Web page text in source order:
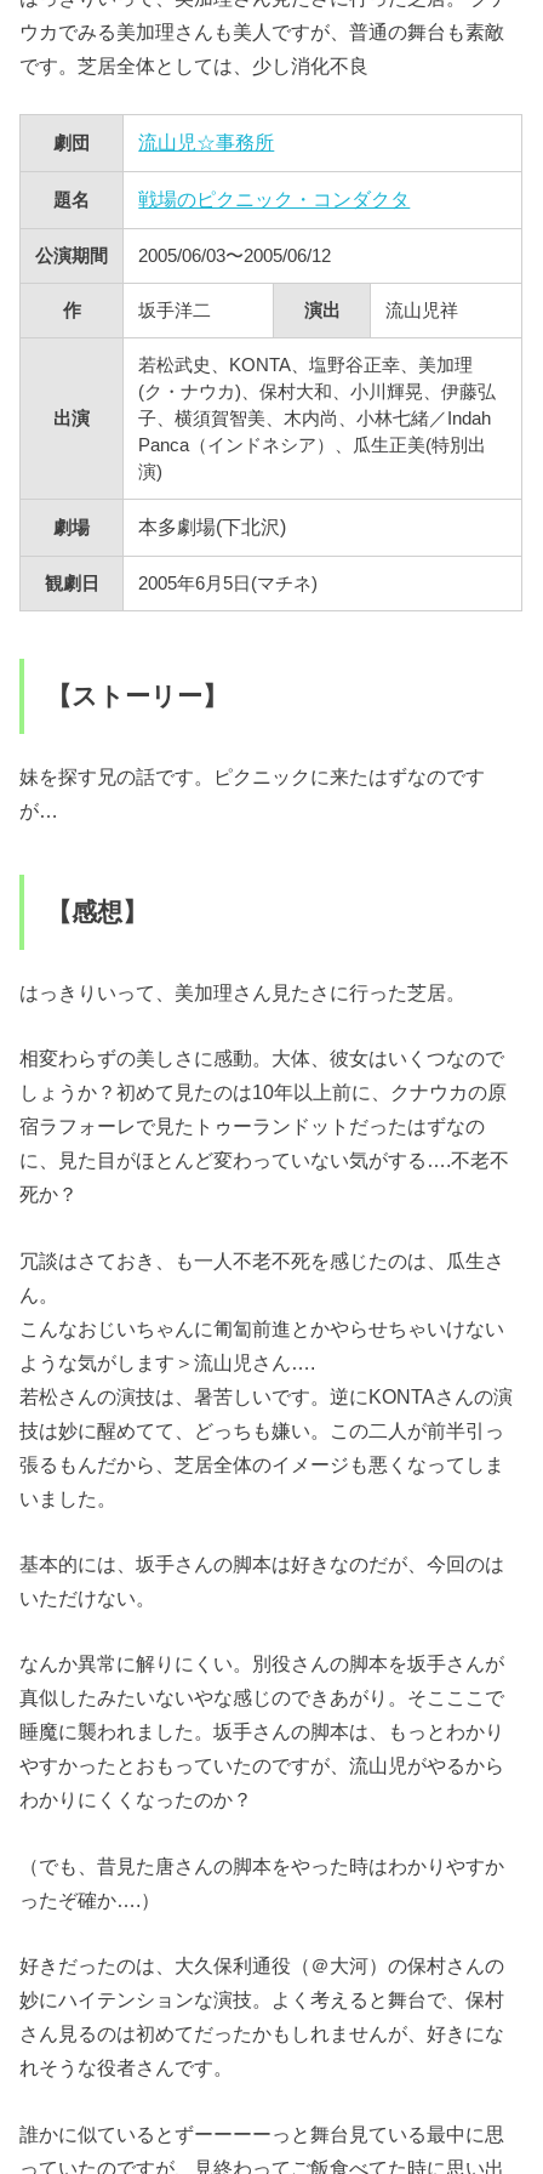
ウカでみる美加理さんも美人ですが、普通の舞台も素敵
です。芝居全体としては、少し消化不良
劇団 流山児☆事務所
題名 戦場のピクニック・コンダクタ
公演期間 2005/06/03〜2005/06/12
作 坂手洋二 演出 流山児祥
出演
若松武史、KONTA、塩野谷正幸、美加理
(ク・ナウカ)、保村大和、小川輝晃、伊藤弘
子、横須賀智美、木内尚、小林七緒／Indah
Panca（インドネシア）、瓜生正美(特別出
演)
劇場 本多劇場(下北沢)
観劇日 2005年6月5日(マチネ)
【ストーリー】
妹を探す兄の話です。ピクニックに来たはずなのです
が…
【感想】
はっきりいって、美加理さん見たさに行った芝居。
相変わらずの美しさに感動。大体、彼女はいくつなので
しょうか？初めて見たのは10年以上前に、クナウカの原
宿ラフォーレで見たトゥーランドットだったはずなの
に、見た目がほとんど変わっていない気がする….不老不
死か？
冗談はさておき、も一人不老不死を感じたのは、瓜生さ
ん。
こんなおじいちゃんに匍匐前進とかやらせちゃいけない
ような気がします＞流山児さん….
若松さんの演技は、暑苦しいです。逆にKONTAさんの演
技は妙に醒めてて、どっちも嫌い。この二人が前半引っ
張るもんだから、芝居全体のイメージも悪くなってしま
いました。
基本的には、坂手さんの脚本は好きなのだが、今回のは
いただけない。
なんか異常に解りにくい。別役さんの脚本を坂手さんが
真似したみたいないやな感じのできあがり。そこここで
睡魔に襲われました。坂手さんの脚本は、もっとわかり
やすかったとおもっていたのですが、流山児がやるから
わかりにくくなったのか？
（でも、昔見た唐さんの脚本をやった時はわかりやすか
ったぞ確か….）
好きだったのは、大久保利通役（＠大河）の保村さんの
妙にハイテンションな演技。よく考えると舞台で、保村
さん見るのは初めてだったかもしれませんが、好きにな
れそうな役者さんです。
誰かに似ているとずーーーーっと舞台見ている最中に思
っていたのですが、見終わってご飯食べてた時に思い出